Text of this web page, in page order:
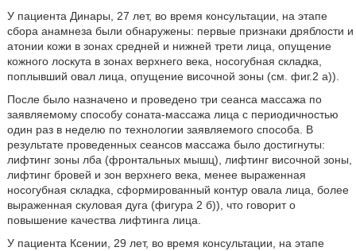
У пациента Динары, 27 лет, во время консультации, на этапе
сбора анамнеза были обнаружены: первые признаки дряблости и
атонии кожи в зонах средней и нижней трети лица, опущение
кожного лоскута в зонах верхнего века, носогубная складка,
поплывший овал лица, опущение височной зоны (см. фиг.2 а)).
После было назначено и проведено три сеанса массажа по
заявляемому способу соната-массажа лица с периодичностью
один раз в неделю по технологии заявляемого способа. В
результате проведенных сеансов массажа было достигнуты:
лифтинг зоны лба (фронтальных мышц), лифтинг височной зоны,
лифтинг бровей и зон верхнего века, менее выраженная
носогубная складка, сформированный контур овала лица, более
выраженная скуловая дуга (фигура 2 б)), что говорит о
повышение качества лифтинга лица.
У пациента Ксении, 29 лет, во время консультации, на этапе